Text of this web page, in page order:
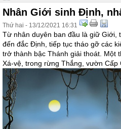
Nhân Giới sinh Định,
Thứ hai - 13/12/2021 16:31
Từ nhân duyên ban đầu là giữ Giới,
đến đắc Định, tiếp tục tháo gỡ các
trở thành bậc Thánh giải thoát. Một
Xá-vệ, trong rừng Thắng, vườn Cấp